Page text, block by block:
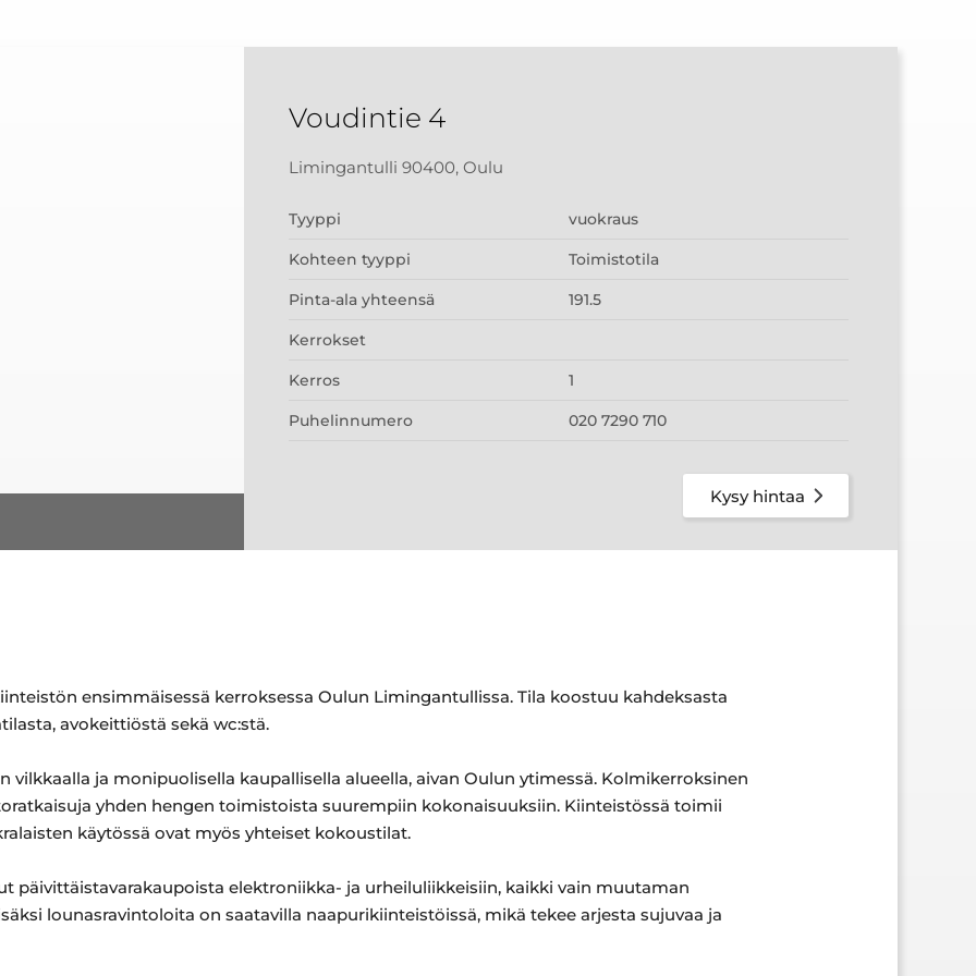
Voudintie 4
Limingantulli 90400, Oulu
Tyyppi vuokraus
Kohteen tyyppi Toimistotila
Pinta-ala yhteensä 191.5
Kerrokset
Kerros 1
Puhelinnumero 020 7290 710
Kysy hintaa
ensimmäisessä kerroksessa Oulun Limingantullissa. Tila koostuu kahdeksasta
avokeittiöstä sekä wc:stä.
vilkkaalla ja monipuolisella kaupallisella alueella, aivan Oulun ytimessä. Kolmikerroksinen
yhden hengen toimistoista suurempiin kokonaisuuksiin. Kiinteistössä toimii
käytössä ovat myös yhteiset kokoustilat.
päivittäistavarakaupoista elektroniikka- ja urheiluliikkeisiin, kaikki vain muutaman
lounasravintoloita on saatavilla naapurikiinteistöissä, mikä tekee arjesta sujuvaa ja